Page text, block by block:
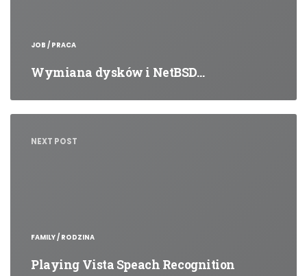
JOB / PRACA
Wymiana dysków i NetBSD…
NEXT POST
FAMILY / RODZINA
Playing Vista Speach Recognition